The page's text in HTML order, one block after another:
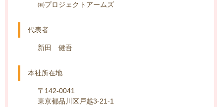
㈲プロジェクトアームズ
代表者
新田 健吾
本社所在地
〒142-0041
東京都品川区戸越3-21-1